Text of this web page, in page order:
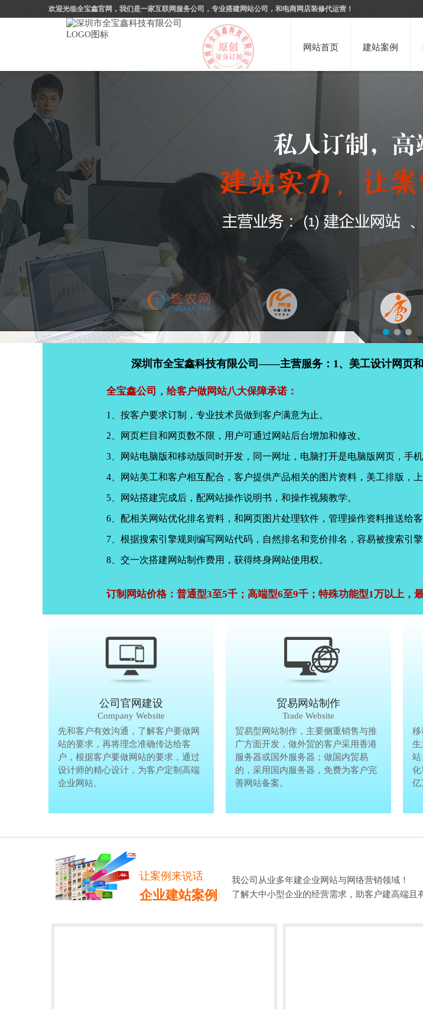
欢迎光临全宝鑫官网，我们是一家互联网服务公司，专业搭建网站公司，和电商网店装修代运营！
网站首页 建站案例
深圳市全宝鑫科技有限公司——主营服务：1、美工设计网页
全宝鑫公司，给客户做网站八大保障承诺：
1、按客户要求订制，专业技术员做到客户满意为止。
2、网页栏目和网页数不限，用户可通过网站后台增加和修改。
3、网站电脑版和移动版同时开发，同一网址，电脑打开是电脑版网页，手
4、网站美工和客户相互配合，客户提供产品相关的图片资料，美工排版，上
5、网站搭建完成后，配网站操作说明书，和操作视频教学。
6、配相关网站优化排名资料，和网页图片处理软件，管理操作资料推送给客
7、根据搜索引擎规则编写网站代码，自然排名和竞价排名，容易被搜索引擎
8、交一次搭建网站制作费用，获得终身网站使用权。
订制网站价格：普通型3至5千；高端型6至9千；特殊功能型1万以上，
公司官网建设
Company Website
先和客户有效沟通，了解客户要做网
站的要求，再将理念准确传达给客
户，根据客户要做网站的要求，通过
设计师的精心设计，为客户定制高端
企业网站。
公司官网建设
Company Website
先和客户有效沟通，了解客户要做网
站的要求，再将理念准确传达给客
户，根据客户要做网站的要求，通过
设计师的精心设计，为客户定制高端
企业网站。
贸易网站制作
Trade Website
贸易型网站制作，主要侧重销售与推
广方面开发，做外贸的客户采用香港
服务器或国外服务器；做国内贸易
的，采用国内服务器，免费为客户完
善网站备案。
贸易
广方
服务
的，
善网站
移
生
站
化
亿
让案例来说话
企业建站案例
我公司从业多年建企业网站与网络营销领域！
了解大中小型企业的经营需求，助客户建高端且